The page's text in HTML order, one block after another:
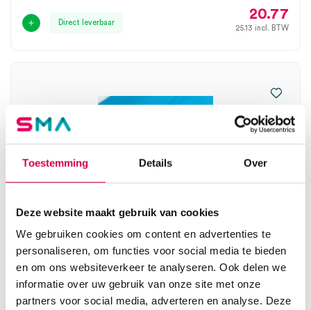
Toestemming Details Over
Deze website maakt gebruik van cookies
We gebruiken cookies om content en advertenties te
personaliseren, om functies voor social media te bieden
en om ons websiteverkeer te analyseren. Ook delen we
informatie over uw gebruik van onze site met onze
partners voor social media, adverteren en analyse. Deze
Direct leverbaar
20.77
25.13 incl. BTW
Mediware afdekdoeken met gat, 75cm x
90cm, Ø 5cm, steriel (30)
MEDIWARE